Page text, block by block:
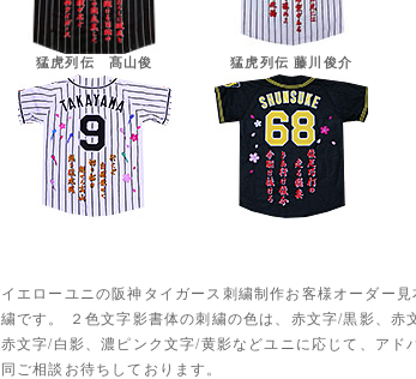
猛虎列伝 髙山俊 猛虎列伝 藤川俊介
イエローユニの阪神タイガース刺繍制作お客様オーダー
繍です。 ２色文字影書体の刺繍の色は、赤文字/黒影、赤
赤文字/白影、濃ピンク文字/黄影などユニに応じて、ア
同ご相談お待ちしております。